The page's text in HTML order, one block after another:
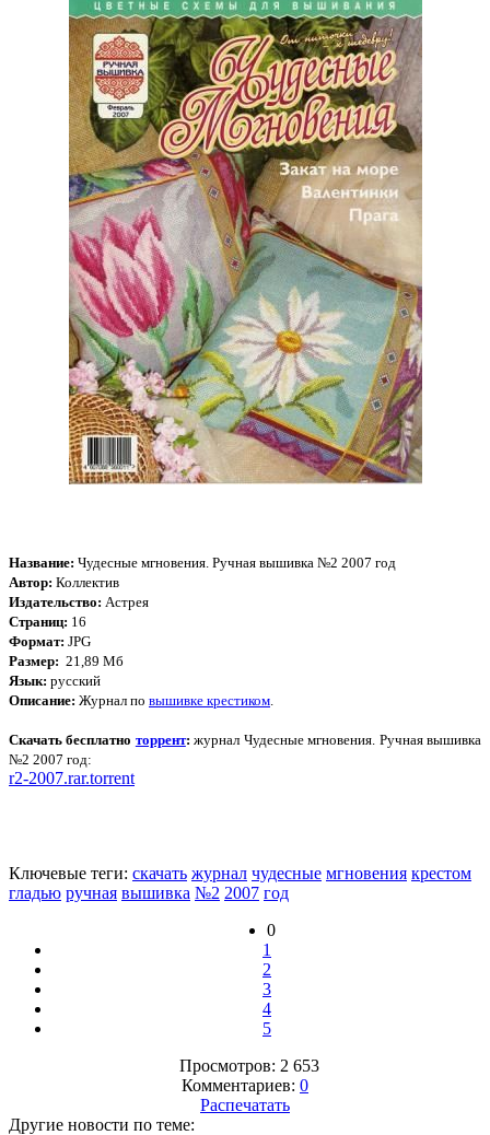
Название: Чудесные мгновения. Ручная вышивка №2 2007 год
Автор: Коллектив
Издательство: Астрея
Страниц: 16
Формат: JPG
Размер: 21,89 Мб
Язык: русский
Описание: Журнал по вышивке крестиком
Скачать бесплатно торрент: журнал Чудесные мгновения. Ручная вышивка
№2 2007 год:
r2-2007.rar.torrent
Ключевые теги: скачать журнал чудесные мгновения крестом
гладью ручная вышивка №2 2007 год
0
1
2
3
4
5
Просмотров: 2 653
Комментариев: 0
Распечатать
Другие новости по теме: